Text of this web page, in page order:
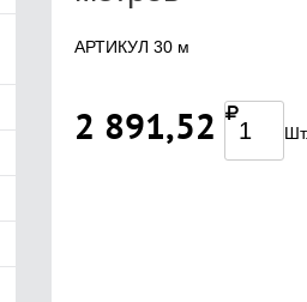
АРТИКУЛ 30 м
2 891,52 Шт.